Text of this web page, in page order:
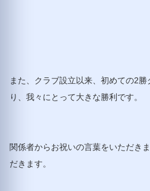
また、クラブ設立以来、初めての2
り、我々にとって大きな勝利です。
関係者からお祝いの言葉をいただき
だきます。